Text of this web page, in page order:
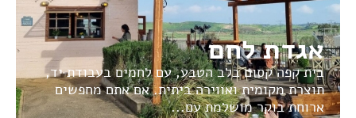
אגדת לחם
בית קפה קסום בלב הטבע, עם לחמים בעבודת יד,
תוצרת מקומית ואווירה ביתית. אם אתם מחפשים
ארוחת בוקר מושלמת עם...